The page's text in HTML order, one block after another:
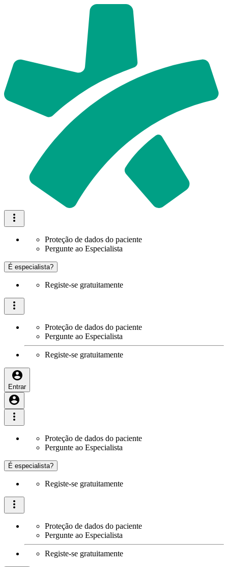
Proteção de dados do paciente
Pergunte ao Especialista
É especialista?
Registe-se gratuitamente
Proteção de dados do paciente
Pergunte ao Especialista
Registe-se gratuitamente
Entrar
Proteção de dados do paciente
Pergunte ao Especialista
É especialista?
Registe-se gratuitamente
Proteção de dados do paciente
Pergunte ao Especialista
Registe-se gratuitamente